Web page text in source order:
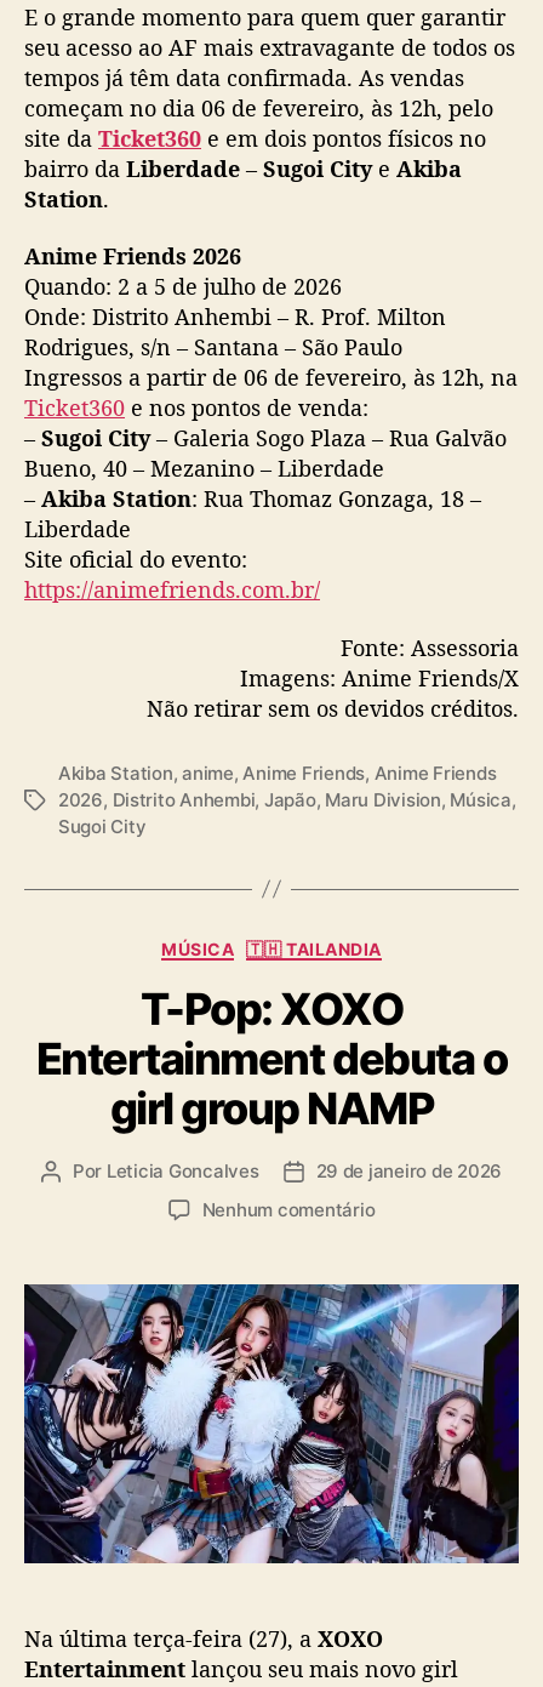
Mas não confunda com a música.”✨
A pista foi dada.
Agora a interpretação é com você!
Semana que vem começam os anúncios
E alguns nomes vão atravessar o portal antes
do que você… pic.twitter.com/4UkrypaQrg
— Anime Friends (@animefriends)
28, 2026
E o grande momento para quem quer garantir
seu acesso ao AF mais extravagante de todos os
tempos já têm data confirmada. As vendas
começam no dia 06 de fevereiro, às 12h, pelo
site da Ticket360 e em dois pontos físicos no
bairro da Liberdade – Sugoi Citye Akiba
Station.
Anime Friends 2026
Quando: 2 a 5 de julho de 2026
Onde: Distrito Anhembi – R. Prof. Milton
Rodrigues, s/n – Santana – São Paulo
Ingressos a partir de 06 de fevereiro, às 12h, na
Ticket360 e nos pontos de venda:
– Sugoi City– Galeria Sogo Plaza – Rua Galvão
Bueno, 40 – Mezanino – Liberdade
– Akiba Station: Rua Thomaz Gonzaga, 18 –
Liberdade
Site oficial do evento:
https://animefriends.com.br/
Fonte: Assessoria
Imagens: Anime Friends/X
Não retirar sem os devidos créditos.
T
Akiba Station,anime,Anime Friends, Anime Friends
2026, Distrito Anhembi, Japão, Maru Division, Música,
Sugoi City
C
t
e
g
o
r
i
MÚSICA 🇹🇭 TAILANDIA
T-Pop: XOXO
Entertainment debuta o
girl group NAMP
A
r
d
p
o
s
t
Por Leticia Goncalves
D
d
e
p
u
b
l
i
c
a
ç
ã
29 de janeiro de 2026
Nenhum comentárioe
-
P
o
p
:
X
O
X
O
E
n
r
t
Na última terça-feira (27), a XOXO
Entertainment lançou seu mais novo girl